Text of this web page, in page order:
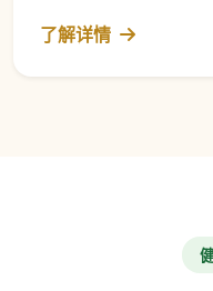
了解详情